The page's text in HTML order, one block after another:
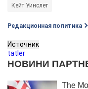
Кейт Уинслет
Редакционная политика
Источник
tatler